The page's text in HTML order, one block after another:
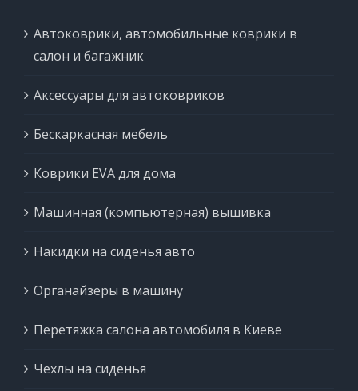
Автоковрики, автомобильные коврики в
салон и багажник
Аксессуары для автоковриков
Бескаркасная мебель
Коврики EVA для дома
Машинная (компьютерная) вышивка
Накидки на сиденья авто
Органайзеры в машину
Перетяжка салона автомобиля в Киеве
Чехлы на сиденья